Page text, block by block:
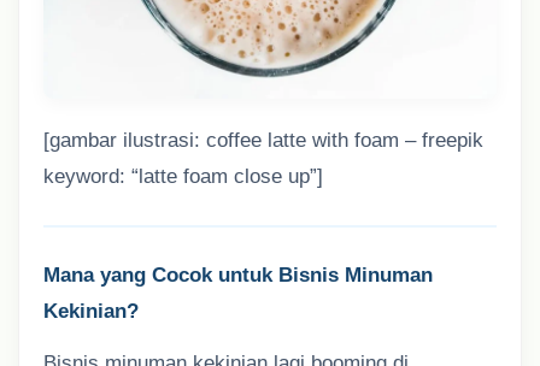
[gambar ilustrasi: coffee latte with foam – freepik
keyword: “latte foam close up”]
Mana yang Cocok untuk Bisnis Minuman
Kekinian?